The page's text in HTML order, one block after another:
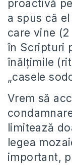
proactivă
a spus că
care vine
în Scripturi
înălțimile
„casele
Vrem să
limitează
legea
important,